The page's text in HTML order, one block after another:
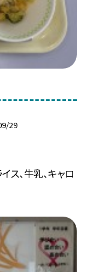
29
ス、牛乳、キャロ